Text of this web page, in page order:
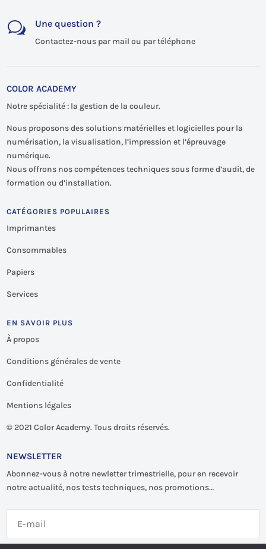
w Une question ?
Contactez-nous par mail ou par téléphone
COLOR ACADEMY
Notre spécialité : la gestion de la couleur.
Nous proposons des solutions matérielles et logicielles pour la
numérisation, la visualisation, l’impression et l’épreuvage
numérique.
Nous offrons nos compétences techniques sous forme d’audit, de
formation ou d’installation.
CATÉGORIES POPULAIRES
Imprimantes
Consommables
Papiers
Services
EN SAVOIR PLUS
À propos
Conditions générales de vente
Confidentialité
Mentions légales
© 2021 Color Academy. Tous droits réservés.
NEWSLETTER
Abonnez-vous à notre newletter trimestrielle, pour en recevoir
notre actualité, nos tests techniques, nos promotions…